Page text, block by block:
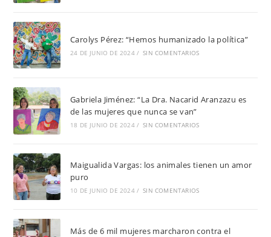
Carolys Pérez: “Hemos humanizado la política”
24 DE JUNIO DE 2024 / SIN COMENTARIOS
Gabriela Jiménez: “La Dra. Nacarid Aranzazu es
de las mujeres que nunca se van”
18 DE JUNIO DE 2024 / SIN COMENTARIOS
Maigualida Vargas: los animales tienen un amor
puro
10 DE JUNIO DE 2024 / SIN COMENTARIOS
Más de 6 mil mujeres marcharon contra el